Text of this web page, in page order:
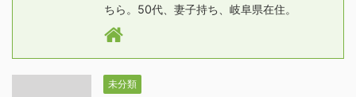
ちら。50代、妻子持ち、岐阜県在住。
未分類